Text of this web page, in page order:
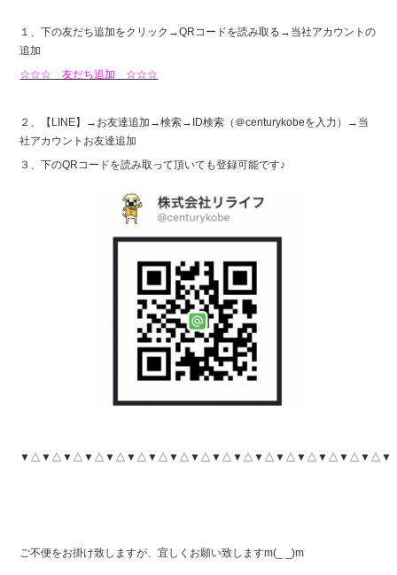
１、下の友だち追加をクリック→QRコードを読み取る→当社アカウントの
追加
☆☆☆ 友だち追加 ☆☆☆
２、【LINE】→お友達追加→検索→ID検索（＠centurykobeを入力）→当
社アカウントお友達追加
３、下のQRコードを読み取って頂いても登録可能です♪
▼△▼△▼△▼△▼△▼△▼△▼△▼△▼△▼△▼△▼△▼△▼△▼△▼△▼
ご不便をお掛け致しますが、宜しくお願い致しますm(_ _)m